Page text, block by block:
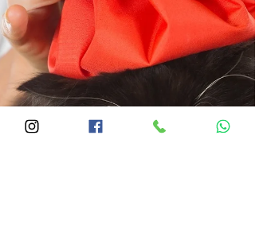
göz yapılarıyla kediler, insanlarda her zaman büyük
merak uyandırmıştır. Bu ilgiyi çeken özelliklerinden
de gözleriyle ilgilidir. Kediler karanlıkta nasıl